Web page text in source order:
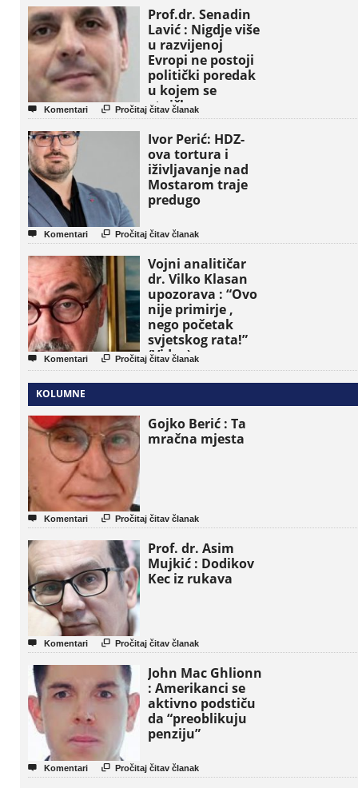
Prof.dr. Senadin
Lavić : Nigdje više
u razvijenoj
Evropi ne postoji
politički poredak
u kojem se
etničke grupe
pojavljuju kao
osnovne političke
jedinice
 Komentari  Pročitaj čitav članak
Ivor Perić: HDZ-
ova tortura i
iživljavanje nad
Mostarom traje
predugo
 Komentari  Pročitaj čitav članak
Vojni analitičar
dr. Vilko Klasan
upozorava : “Ovo
nije primirje ,
nego početak
svjetskog rata!”
(Video)
 Komentari  Pročitaj čitav članak
KOLUMNE
Gojko Berić : Ta
mračna mjesta
 Komentari  Pročitaj čitav članak
Prof. dr. Asim
Mujkić : Dodikov
Kec iz rukava
 Komentari  Pročitaj čitav članak
John Mac Ghlionn
: Amerikanci se
aktivno podstiču
da “preoblikuju
penziju”
 Komentari  Pročitaj čitav članak